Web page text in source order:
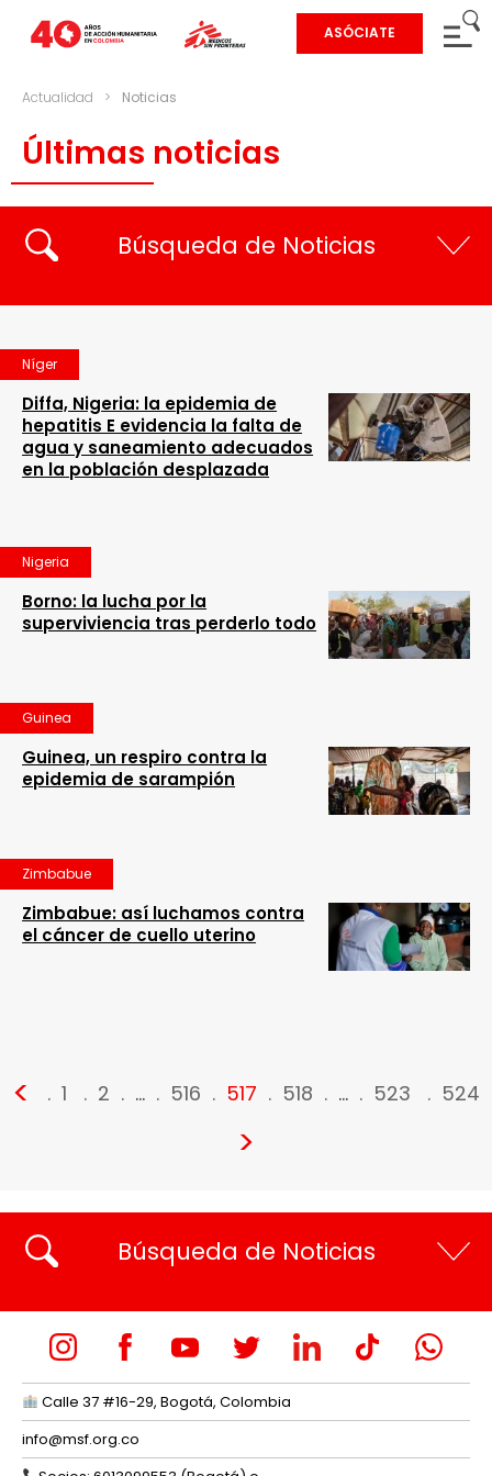
ASÓCIATE
Actualidad > Noticias
Últimas noticias
Búsqueda de Noticias
Níger
Diffa, Nigeria: la epidemia de
hepatitis E evidencia la falta de
agua y saneamiento adecuados
en la población desplazada
Nigeria
Borno: la lucha por la
superviviencia tras perderlo todo
Guinea
Guinea, un respiro contra la
epidemia de sarampión
Zimbabue
Zimbabue: así luchamos contra
el cáncer de cuello uterino
< 1 2 … 516 517 518 … 523 524
>
Búsqueda de Noticias
Calle 37 #16-29, Bogotá, Colombia
info@msf.org.co